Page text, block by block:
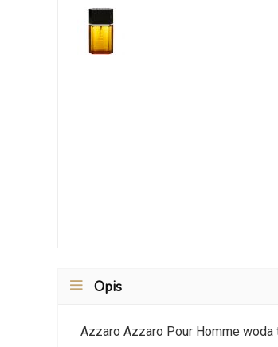
Opis
Azzaro Azzaro Pour Homme